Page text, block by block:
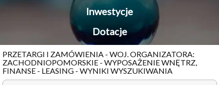
Inwestycje
Dotacje
PRZETARGI I ZAMÓWIENIA - WOJ. ORGANIZATORA:
ZACHODNIOPOMORSKIE - WYPOSAŻENIE WNĘTRZ,
FINANSE - LEASING - WYNIKI WYSZUKIWANIA